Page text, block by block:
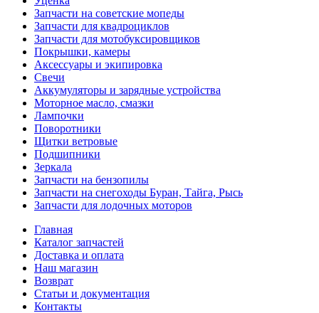
Запчасти на советские мопеды
Запчасти для квадроциклов
Запчасти для мотобуксировщиков
Покрышки, камеры
Аксессуары и экипировка
Свечи
Аккумуляторы и зарядные устройства
Моторное масло, смазки
Лампочки
Поворотники
Щитки ветровые
Подшипники
Зеркала
Запчасти на бензопилы
Запчасти на снегоходы Буран, Тайга, Рысь
Запчасти для лодочных моторов
Главная
Каталог запчастей
Доставка и оплата
Наш магазин
Возврат
Статьи и документация
Контакты